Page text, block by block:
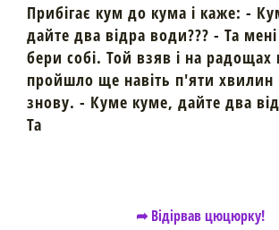
Прибігає кум до кума і каже: -
дайте два відра води??? - Та
бери собі. Той взяв і на радощах
пройшло ще навіть п'яти хвилин
знову. - Куме куме, дайте два
Та
➦ Відірвав цюцюрку!